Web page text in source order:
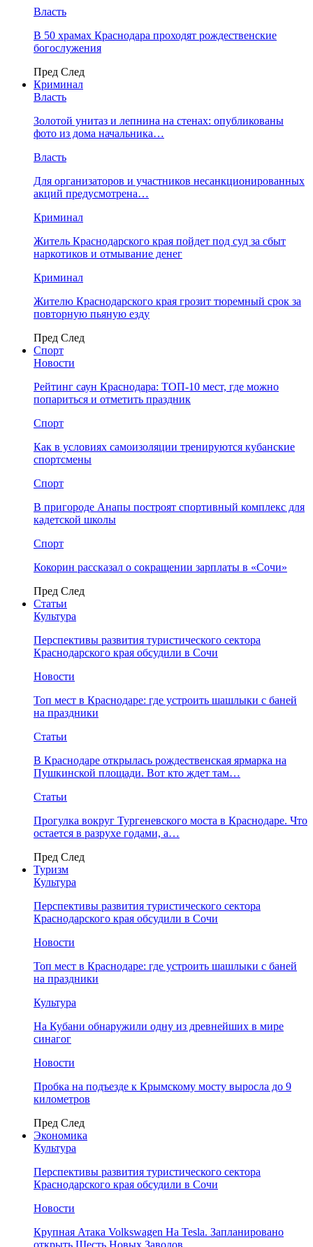
Власть
В 50 храмах Краснодара проходят рождественские
богослужения
Пред След
Криминал
Власть
​Золотой унитаз и лепнина на стенах: опубликованы
фото из дома начальника…
Власть
Для организаторов и участников несанкционированных
акций предусмотрена…
Криминал
Житель Краснодарского края пойдет под суд за сбыт
наркотиков и отмывание денег
Криминал
Жителю Краснодарского края грозит тюремный срок за
повторную пьяную езду
Пред След
Спорт
Новости
Рейтинг саун Краснодара: ТОП-10 мест, где можно
попариться и отметить праздник
Спорт
Как в условиях самоизоляции тренируются кубанские
спортсмены
Спорт
В пригороде Анапы построят спортивный комплекс для
кадетской школы
Спорт
Кокорин рассказал о сокращении зарплаты в «Сочи»
Пред След
Статьи
Культура
Перспективы развития туристического сектора
Краснодарского края обсудили в Сочи
Новости
Топ мест в Краснодаре: где устроить шашлыки с баней
на праздники
Статьи
В Краснодаре открылась рождественская ярмарка на
Пушкинской площади. Вот кто ждет там…
Статьи
Прогулка вокруг Тургеневского моста в Краснодаре. Что
остается в разрухе годами, а…
Пред След
Туризм
Культура
Перспективы развития туристического сектора
Краснодарского края обсудили в Сочи
Новости
Топ мест в Краснодаре: где устроить шашлыки с баней
на праздники
Культура
На Кубани обнаружили одну из древнейших в мире
синагог
Новости
Пробка на подъезде к Крымскому мосту выросла до 9
километров
Пред След
Экономика
Культура
Перспективы развития туристического сектора
Краснодарского края обсудили в Сочи
Новости
Крупная Атака Volkswagen На Tesla. Запланировано
открыть Шесть Новых Заводов